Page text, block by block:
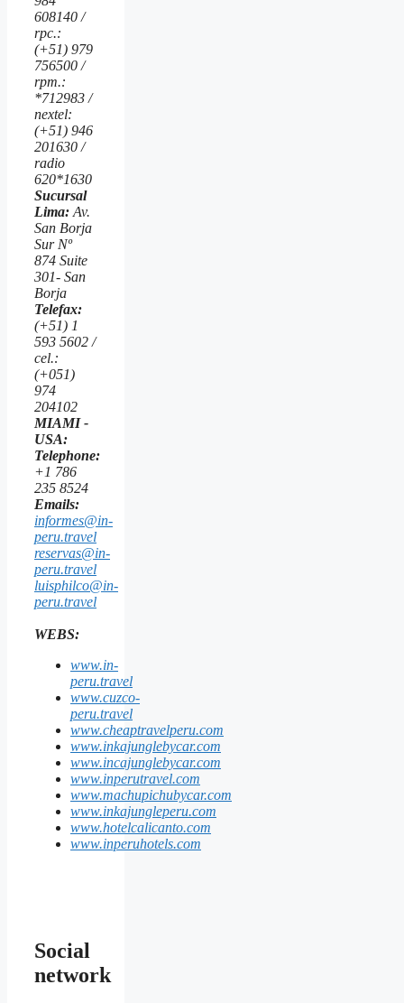
608140 /
rpc.:
(+51) 979
756500 /
rpm.:
*712983 /
nextel:
(+51) 946
201630 /
radio
620*1630
Sucursal
Lima: Av.
San Borja
Sur Nº
874 Suite
301- San
Borja
Telefax:
(+51) 1
593 5602 /
cel.:
(+051)
974
204102
MIAMI -
USA:
Telephone:
+1 786
235 8524
Emails:
informes@in-
peru.travel
reservas@in-
peru.travel
luisphilco@in-
peru.travel
WEBS:
www.in-
peru.travel
www.cuzco-
peru.travel
www.cheaptravelperu.com
www.inkajunglebycar.com
www.incajunglebycar.com
www.inperutravel.com
www.machupichubycar.com
www.inkajungleperu.com
www.hotelcalicanto.com
www.inperuhotels.com
Social
network